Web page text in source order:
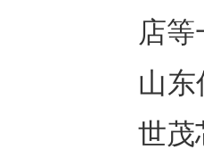
店
山
世茂